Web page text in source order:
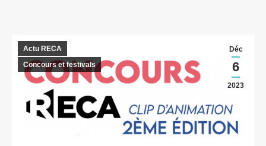
Déc
6
2023
Actu RECA
Concours et festivals